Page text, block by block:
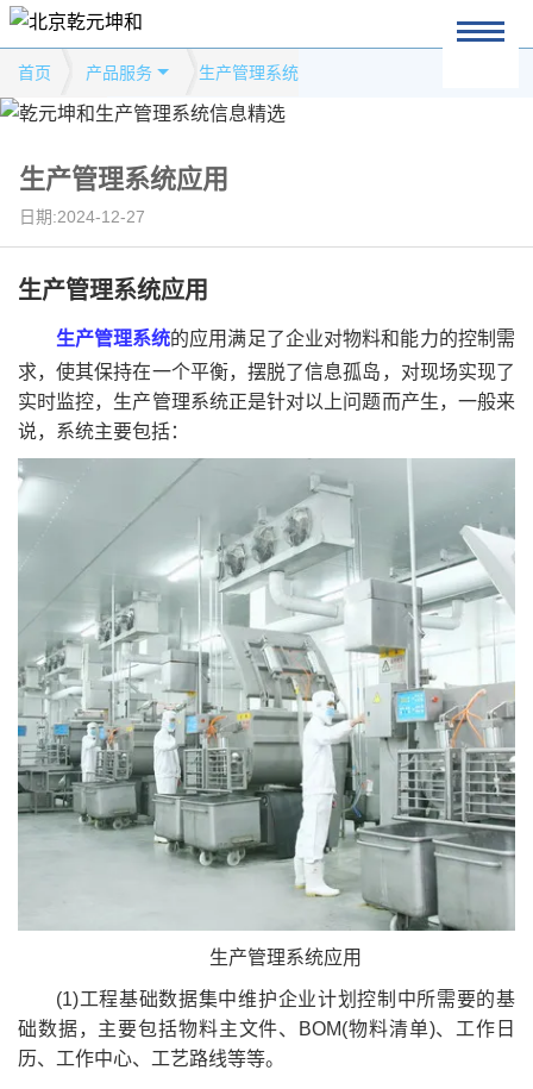
首页 产品服务 生产管理系统
生产管理系统应用
日期:2024-12-27
生产管理系统应用
生产管理系统的应用满足了企业对物料和能力的控制需
求，使其保持在一个平衡，摆脱了信息孤岛，对现场实现了
实时监控，生产管理系统正是针对以上问题而产生，一般来
说，系统主要包括：
生产管理系统应用
(1)工程基础数据集中维护企业计划控制中所需要的基
础数据，主要包括物料主文件、BOM(物料清单)、工作日
历、工作中心、工艺路线等等。